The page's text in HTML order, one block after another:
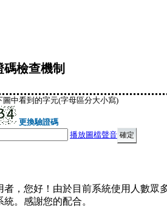
碼檢查機制
圖中看到的字元(字母區分大小寫)
更換驗證碼
播放圖檔聲音
者，您好！由於目前系統使用人數眾
。感謝您的配合。